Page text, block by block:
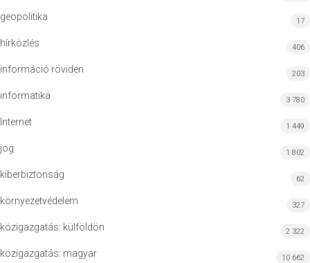
geopolitika 17
hírközlés 406
információ röviden 203
informatika 3 780
Internet 1 449
jog 1 802
kiberbiztonság 62
környezetvédelem 327
közigazgatás: külföldön 2 322
közigazgatás: magyar 10 662